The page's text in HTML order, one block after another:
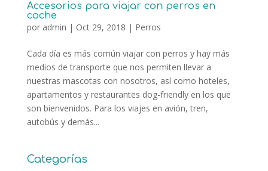
Accesorios para viajar con perros en
coche
por admin | Oct 29, 2018 | Perros
Cada día es más común viajar con perros y hay más
medios de transporte que nos permiten llevar a
nuestras mascotas con nosotros, así como hoteles,
apartamentos y restaurantes dog-friendly en los que
son bienvenidos. Para los viajes en avión, tren,
autobús y demás...
Categorías